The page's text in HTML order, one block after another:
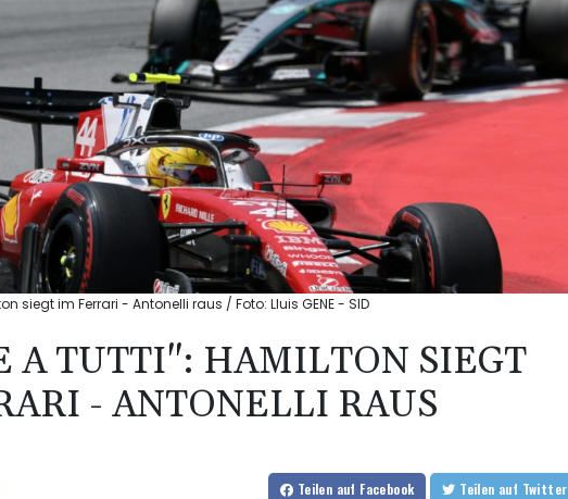
siegt im Ferrari - Antonelli raus / Foto: Lluis GENE - SID
A TUTTI": HAMILTON SIEGT
- ANTONELLI RAUS
Teilen auf Facebook Teilen auf Twitter